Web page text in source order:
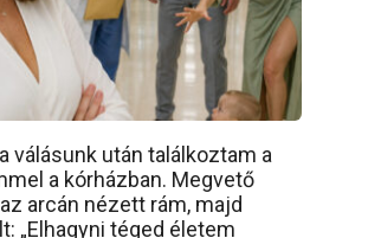
válásunk után találkoztam a
a kórházban. Megvető
arcán nézett rám, majd
„Elhagyni téged életem